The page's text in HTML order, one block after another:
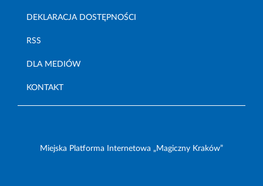
DEKLARACJA DOSTĘPNOŚCI
RSS
DLA MEDIÓW
KONTAKT
Miejska Platforma Internetowa „Magiczny Kraków”